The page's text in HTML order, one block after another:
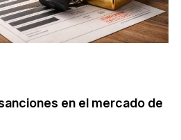
en el mercado de